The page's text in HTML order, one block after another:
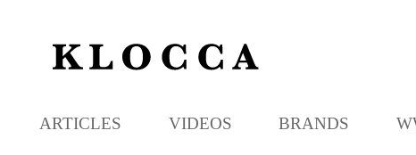
K
L
C
ARTICLES VIDEOS BRANDS